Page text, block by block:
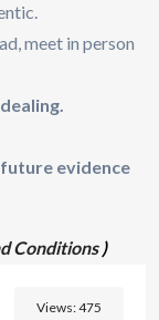
Views:475
meet in person
evidence
Conditions)